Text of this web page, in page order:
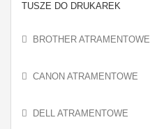
TUSZE DO DRUKAREK
BROTHER ATRAMENTOWE
CANON ATRAMENTOWE
DELL ATRAMENTOWE